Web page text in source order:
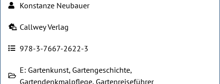
Konstanze Neubauer
Callwey Verlag
978-3-7667-2622-3
E: Gartenkunst, Gartengeschichte,
Gartendenkmalpflege, Gartenreiseführer